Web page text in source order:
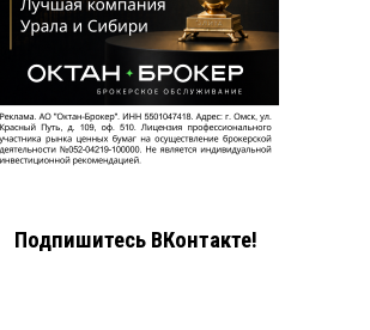
Подпишитесь ВКонтакте!